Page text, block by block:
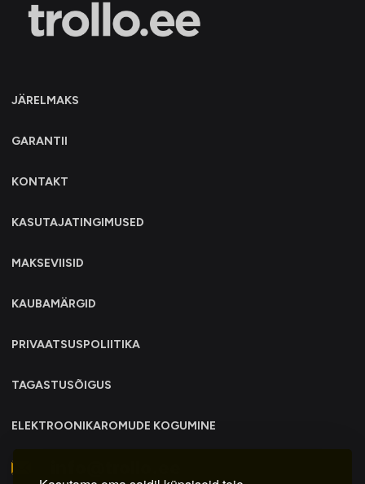
JÄRELMAKS
GARANTII
KONTAKT
KASUTAJATINGIMUSED
MAKSEVIISID
KAUBAMÄRGID
PRIVAATSUSPOLIITIKA
TAGASTUSÕIGUS
ELEKTROONIKAROMUDE KOGUMINE